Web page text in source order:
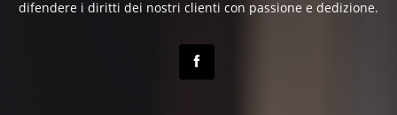
difendere i diritti dei nostri clienti con passione e dedizione.